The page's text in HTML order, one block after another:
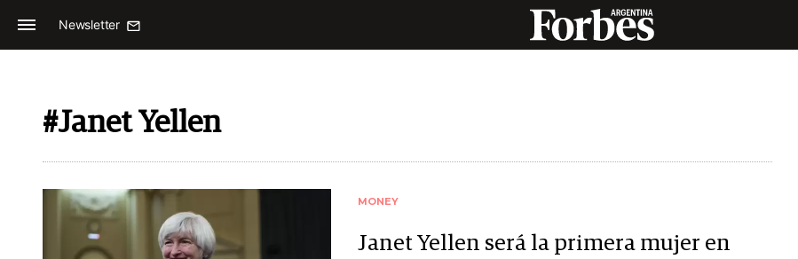
Newsletter
#Janet Yellen
MONEY
Janet Yellen será la primera mujer en